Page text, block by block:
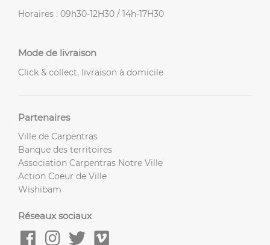
Horaires : 09h30-12H30 / 14h-17H30
Mode de livraison
Click & collect, livraison à domicile
Partenaires
Ville de Carpentras
Banque des territoires
Association Carpentras Notre Ville
Action Coeur de Ville
Wishibam
Réseaux sociaux